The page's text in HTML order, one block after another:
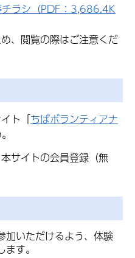
チラシ（PDF：3,686.4K
、閲覧の際はご注意くだ
ト「ちばボランティアナ
サイトの会員登録（無
加いただけるよう、体験
す。